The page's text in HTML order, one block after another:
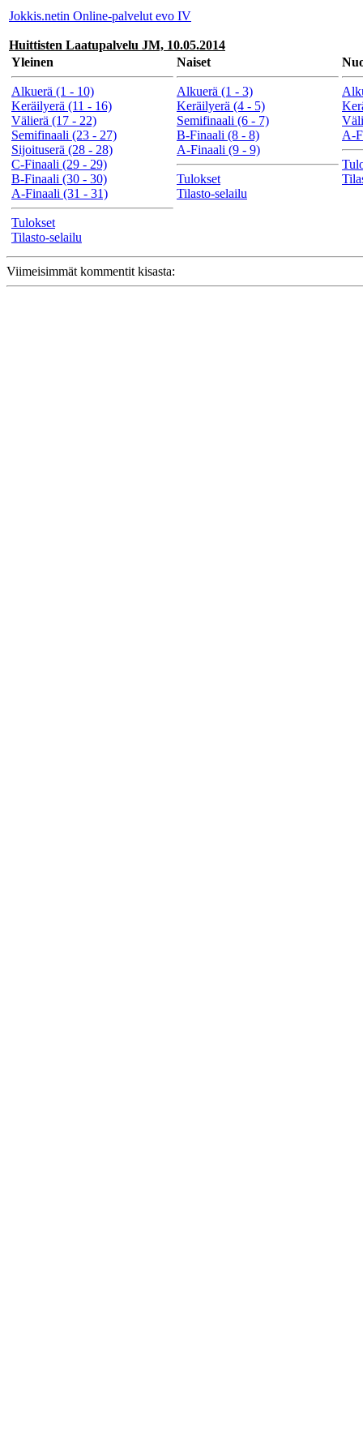
Jokkis.netin Online-palvelut evo IV
Huittisten Laatupalvelu JM, 10.05.2014
Yleinen
Alkuerä (1 - 10)
Keräilyerä (11 - 16)
Välierä (17 - 22)
Semifinaali (23 - 27)
Sijoituserä (28 - 28)
C-Finaali (29 - 29)
B-Finaali (30 - 30)
A-Finaali (31 - 31)
Tulokset
Tilasto-selailu
Naiset
Alkuerä (1 - 3)
Keräilyerä (4 - 5)
Semifinaali (6 - 7)
B-Finaali (8 - 8)
A-Finaali (9 - 9)
Tulokset
Tilasto-selailu
A-
Viimeisimmät kommentit kisasta: